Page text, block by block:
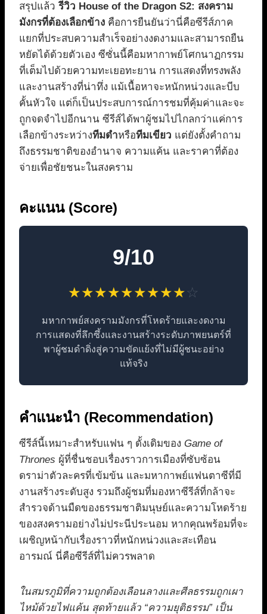
สรุปแล้วรีวิว House of the Dragon S2: สงคราม
มังกรที่ต้องเลือกข้าง คือการยืนยันว่านี่คือซีรีส์ภาค
แยกที่ประสบความสำเร็จอย่างงดงามและสามารถยืน
หยัดได้ด้วยตัวเอง ซีซั่นนี้คือมหากาพย์โศกนาฏกรรม
ที่เต็มไปด้วยความทะเยอทะยาน การแสดงที่ทรงพลัง
และงานสร้างที่น่าทึ่ง แม้เนื้อหาจะหนักหน่วงและบีบ
คั้นหัวใจ แต่ก็เป็นประสบการณ์การชมที่คุ้มค่าและจะ
ถูกจดจำไปอีกนาน ซีรีส์ได้พาผู้ชมไปไกลกว่าแค่การ
เลือกข้างระหว่างทีมดำหรือทีมเขียว แต่ยังตั้งคำถาม
ถึงธรรมชาติของอำนาจ ความแค้น และราคาที่ต้อง
จ่ายเพื่อชัยชนะในสงคราม
คะแนน (Score)
9/10
★★★★★★★★★☆
มหากาพย์สงครามมังกรที่โหดร้ายและงดงาม
การแสดงที่ลึกซึ้งและงานสร้างระดับภาพยนตร์ที่
พาผู้ชมดำดิ่งสู่ความขัดแย้งที่ไม่มีผู้ชนะอย่าง
แท้จริง
คำแนะนำ (Recommendation)
ซีรีส์นี้เหมาะสำหรับแฟน ๆ ดั้งเดิมของ Game of
Thrones ผู้ที่ชื่นชอบเรื่องราวการเมืองที่ซับซ้อน
ดราม่าตัวละครที่เข้มข้น และมหากาพย์แฟนตาซีที่มี
งานสร้างระดับสูง รวมถึงผู้ชมที่มองหาซีรีส์ที่กล้าจะ
สำรวจด้านมืดของธรรมชาติมนุษย์และความโหดร้าย
ของสงครามอย่างไม่ประนีประนอม หากคุณพร้อมที่จะ
เผชิญหน้ากับเรื่องราวที่หนักหน่วงและสะเทือน
อารมณ์ นี่คือซีรีส์ที่ไม่ควรพลาด
ในสมรภูมิที่ความถูกต้องเลือนลางและศีลธรรมถูกเผา
ไหม้ด้วยไฟแค้น สุดท้ายแล้ว “ความยุติธรรม” เป็น